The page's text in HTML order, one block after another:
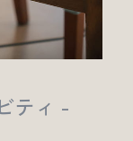
ティ -